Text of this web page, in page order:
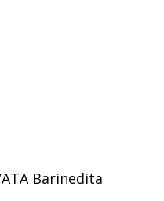
Barinedita